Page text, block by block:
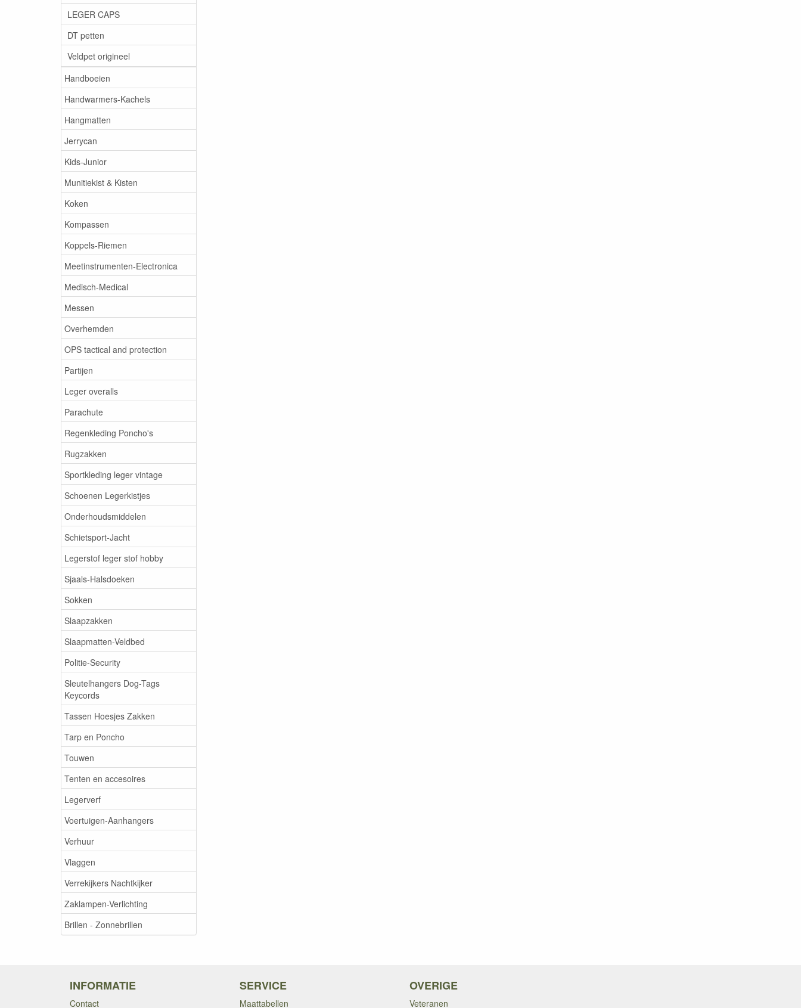
LEGER CAPS
DT petten
Veldpet origineel
Handboeien
Handwarmers-Kachels
Hangmatten
Jerrycan
Kids-Junior
Munitiekist & Kisten
Koken
Kompassen
Koppels-Riemen
Meetinstrumenten-Electronica
Medisch-Medical
Messen
Overhemden
OPS tactical and protection
Partijen
Leger overalls
Parachute
Regenkleding Poncho's
Rugzakken
Sportkleding leger vintage
Schoenen Legerkistjes
Onderhoudsmiddelen
Schietsport-Jacht
Legerstof leger stof hobby
Sjaals-Halsdoeken
Sokken
Slaapzakken
Slaapmatten-Veldbed
Politie-Security
Sleutelhangers Dog-Tags
Keycords
Tassen Hoesjes Zakken
Tarp en Poncho
Touwen
Tenten en accesoires
Legerverf
Voertuigen-Aanhangers
Verhuur
Vlaggen
Verrekijkers Nachtkijker
Zaklampen-Verlichting
Brillen - Zonnebrillen
INFORMATIE
Contact
SERVICE
Maattabellen
OVERIGE
Veteranen